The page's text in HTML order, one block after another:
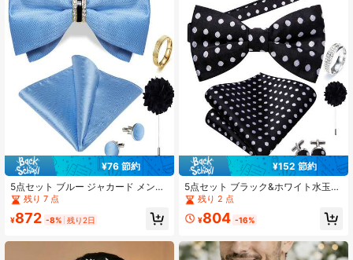
¥76 節約
5点セット ブルー ジャカード メンズ
アクセサリーセット、蝶ネクタイ ポ
ケットチーフ カフスボタン ブローチ
取り外し可能なリング、ランダムな
グ用アクセサリー
残り 7 点
¥872 -8% 残り2日
¥152 節約
5点セット ブラック&ホワイト水玉柄
メンズアクセサリーセット、蝶ネク
タイ ポケットチーフ カフスボタン
リング ブートニエール、カフスボタ
残り 2 点
¥804 -16%